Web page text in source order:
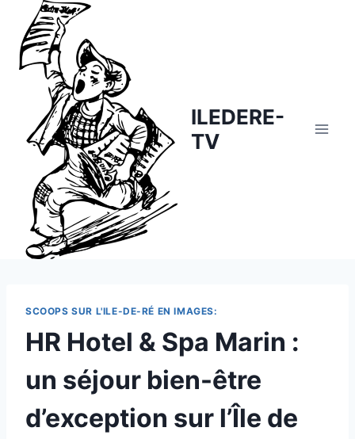
content
ILEDERE-
TV
SCOOPS SUR L'ILE-DE-RÉ EN IMAGES:
HR Hotel & Spa Marin :
un séjour bien-être
d’exception sur l’Île de